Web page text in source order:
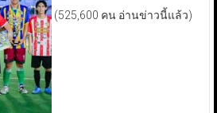
(525,600 คน อ่านข่าวนี้แล้ว)